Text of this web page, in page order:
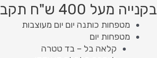
דילוג
לתוכן
בקנייה מעל 400 ש"ח תקבלי משלוח בחינם!
מטפחות כותנה יום יום מעוצבות
מטפחות יום
קלאה בל – בד טטרה
Products
search
Products
search
כמות
של
כותנה